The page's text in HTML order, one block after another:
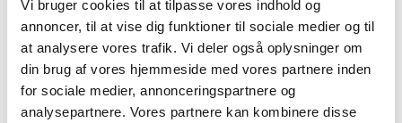
Vi bruger cookies til at tilpasse vores indhold og
annoncer, til at vise dig funktioner til sociale medier og til
at analysere vores trafik. Vi deler også oplysninger om
din brug af vores hjemmeside med vores partnere inden
for sociale medier, annonceringspartnere og
analysepartnere. Vores partnere kan kombinere disse